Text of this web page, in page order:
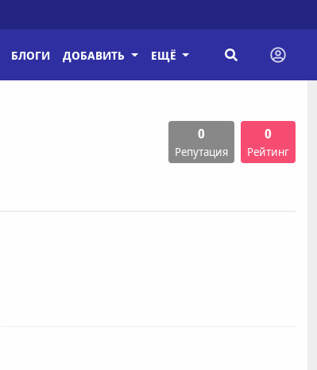
БЛОГИ ДОБАВИТЬ ЕЩЁ
0
Репутация
0
Рейтинг